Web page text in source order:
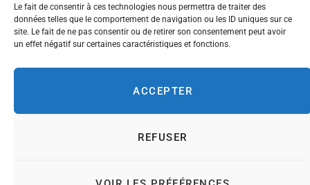
Le fait de consentir à ces technologies nous permettra de traiter des
données telles que le comportement de navigation ou les ID uniques sur ce
site. Le fait de ne pas consentir ou de retirer son consentement peut avoir
un effet négatif sur certaines caractéristiques et fonctions.
ACCEPTER
REFUSER
Thèse